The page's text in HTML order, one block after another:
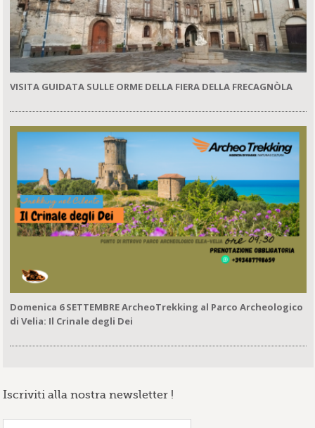
VISITA GUIDATA SULLE ORME DELLA FIERA DELLA FRECAGNÒLA
Domenica 6 SETTEMBRE ArcheoTrekking al Parco Archeologico
di Velia: Il Crinale degli Dei
Iscriviti alla nostra newsletter !